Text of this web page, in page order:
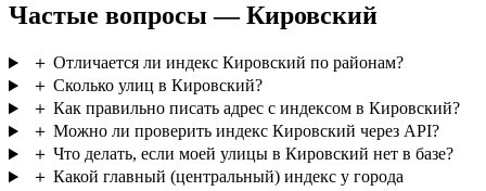
Частые вопросы — Кировский
＋ Отличается ли индекс Кировский по районам?
＋ Сколько улиц в Кировский?
＋ Как правильно писать адрес с индексом в Кировский?
＋ Можно ли проверить индекс Кировский через API?
＋ Что делать, если моей улицы в Кировский нет в базе?
＋ Какой главный (центральный) индекс у города